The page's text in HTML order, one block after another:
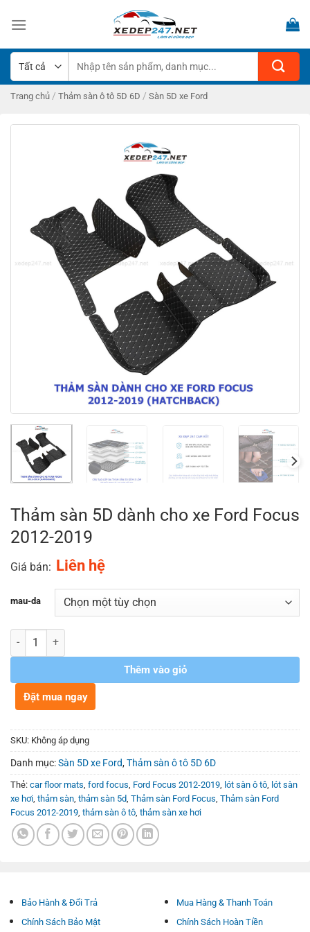
qua
dung
kiếm:
Trang chủ / Thảm sàn ô tô 5D 6D / Sàn 5D xe Ford
Thảm sàn 5D dành cho xe Ford Focus
2012-2019
Giá bán: Liên hệ
mau-da
Số lượng
Thêm vào giỏ
Đặt mua ngay
SKU: Không áp dụng
Danh mục:Sàn 5D xe Ford,Thảm sàn ô tô 5D 6D
Thẻ: car floor mats, ford focus, Ford Focus 2012-2019, lót sàn ô tô, lót sàn
xe hơi, thảm sàn, thảm sàn 5d, Thảm sàn Ford Focus, Thảm sàn Ford
Focus 2012-2019, thảm sàn ô tô, thảm sàn xe hơi
Bảo Hành & Đổi Trả
Chính Sách Bảo Mật
Mua Hàng & Thanh Toán
Chính Sách Hoàn Tiền